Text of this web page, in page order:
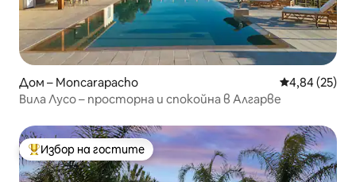
Дом – Moncarapacho Средна
4,84 (25)
Вила Лусо – просторна и спокойна в Алгарве
Най-популярен избор на гостите
Избор на гостите